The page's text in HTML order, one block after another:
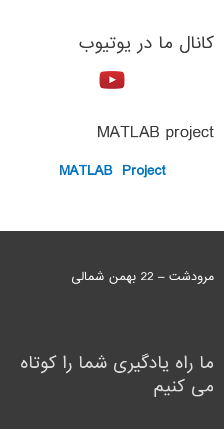
کانال ما در یوتیوب
MATLAB project
MATLAB Project
مرودشت – 22 بهمن شمالی
ما راه یادگیری شما را کوتاه
می کنیم